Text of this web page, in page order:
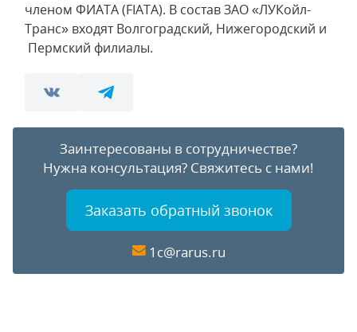
членом ФИАТА (FIATA). В состав ЗАО «ЛУКойл-
Транс» входят Волгоградский, Нижегородский и
Пермский филиалы.
Заинтересованы в сотрудничестве?
Нужна консультация? Свяжитесь с нами!
Заказать обратный звонок
1c@rarus.ru